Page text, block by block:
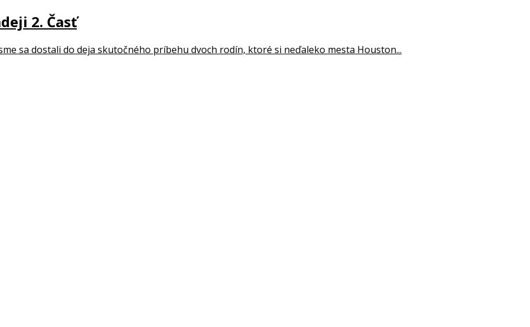
2. Časť
sa dostali do deja skutočného príbehu dvoch rodín, ktoré si neďaleko mesta Houston...